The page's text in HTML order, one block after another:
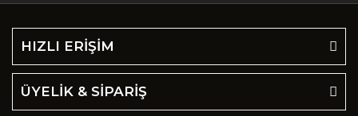
HIZLI ERİŞİM
ÜYELİK & SİPARİŞ